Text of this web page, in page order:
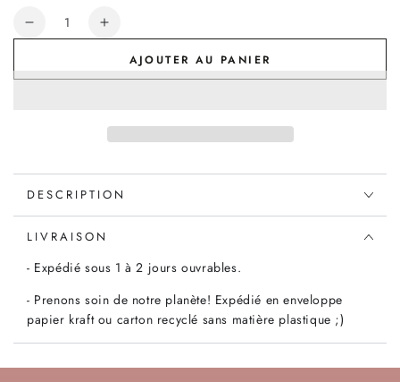
Quantité
Réduire
nisa
softened
linen
sienne,
Augmenter
quantité
Mind
The
nisa
softened
linen
sienne,
AJOUTER AU PANIER
DESCRIPTION
LIVRAISON
- Expédié sous 1 à 2 jours ouvrables.
- Prenons soin de notre planète! Expédié en enveloppe
papier kraft ou carton recyclé sans matière plastique ;)